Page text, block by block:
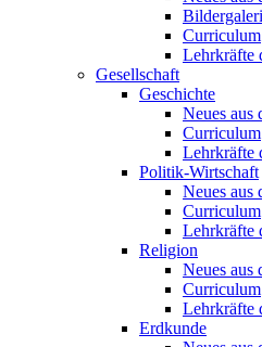
Curriculum
Lehrkräfte
Gesellschaft
Geschichte
Neues aus
Curriculum
Lehrkräfte
Politik-Wirtschaft
Neues aus
Curriculum
Lehrkräfte
Religion
Neues aus
Curriculum
Lehrkräfte
Erdkunde